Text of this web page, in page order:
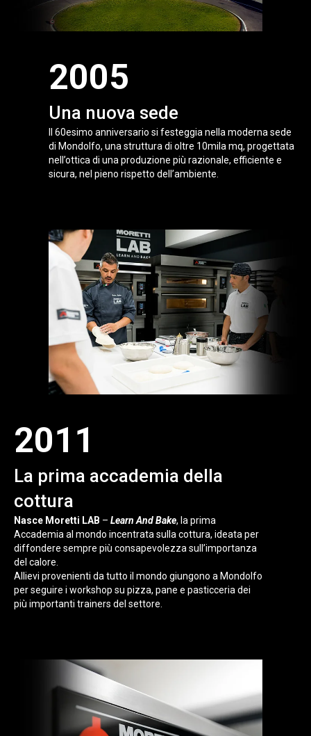
2005
Una nuova sede
Il 60esimo anniversario si festeggia nella moderna sede
di Mondolfo, una struttura di oltre 10mila mq, progettata
nell’ottica di una produzione più razionale, efficiente e
sicura, nel pieno rispetto dell’ambiente.
2011
La prima accademia della
cottura
Nasce Moretti LAB – Learn And Bake, la prima
Accademia al mondo incentrata sulla cottura, ideata per
diffondere sempre più consapevolezza sull’importanza
del calore.
Allievi provenienti da tutto il mondo giungono a Mondolfo
per seguire i workshop su pizza, pane e pasticceria dei
più importanti trainers del settore.